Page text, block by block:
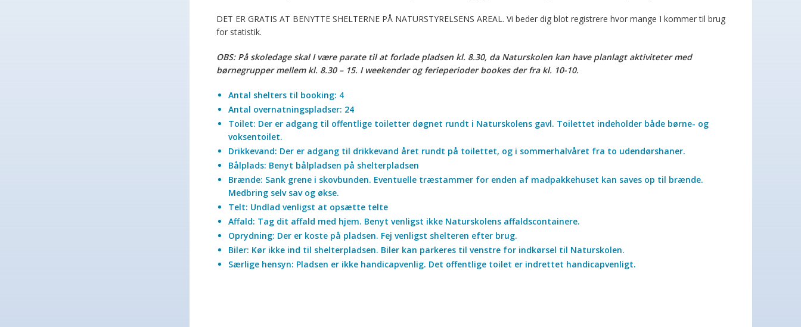
DET ER GRATIS AT BENYTTE SHELTERNE PÅ NATURSTYRELSENS AREAL. Vi beder dig blot registrere hvor mange I kommer til brug
for statistik.
OBS: På skoledage skal I være parate til at forlade pladsen kl. 8.30, da Naturskolen kan have planlagt aktiviteter med
børnegrupper mellem kl. 8.30 – 15. I weekender og ferieperioder bookes der fra kl. 10-10.
Antal shelters til booking: 4
Antal overnatningspladser: 24
Toilet: Der er adgang til offentlige toiletter døgnet rundt i Naturskolens gavl. Toilettet indeholder både børne- og
voksentoilet.
Drikkevand: Der er adgang til drikkevand året rundt på toilettet, og i sommerhalvåret fra to udendørshaner.
Bålplads: Benyt bålpladsen på shelterpladsen
Brænde: Sank grene i skovbunden. Eventuelle træstammer for enden af madpakkehuset kan saves op til brænde.
Medbring selv sav og økse.
Telt: Undlad venligst at opsætte telte
Affald: Tag dit affald med hjem. Benyt venligst ikke Naturskolens affaldscontainere.
Oprydning: Der er koste på pladsen. Fej venligst shelteren efter brug.
Biler: Kør ikke ind til shelterpladsen. Biler kan parkeres til venstre for indkørsel til Naturskolen.
Særlige hensyn: Pladsen er ikke handicapvenlig. Det offentlige toilet er indrettet handicapvenligt.